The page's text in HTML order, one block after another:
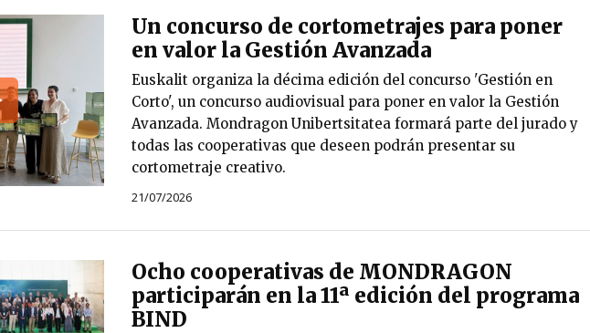
Un concurso de cortometrajes para poner
en valor la Gestión Avanzada
Euskalit organiza la décima edición del concurso 'Gestión en
Corto', un concurso audiovisual para poner en valor la Gestión
Avanzada. Mondragon Unibertsitatea formará parte del jurado y
todas las cooperativas que deseen podrán presentar su
cortometraje creativo.
21/07/2026
Ocho cooperativas de MONDRAGON
participarán en la 11ª edición del programa
BIND